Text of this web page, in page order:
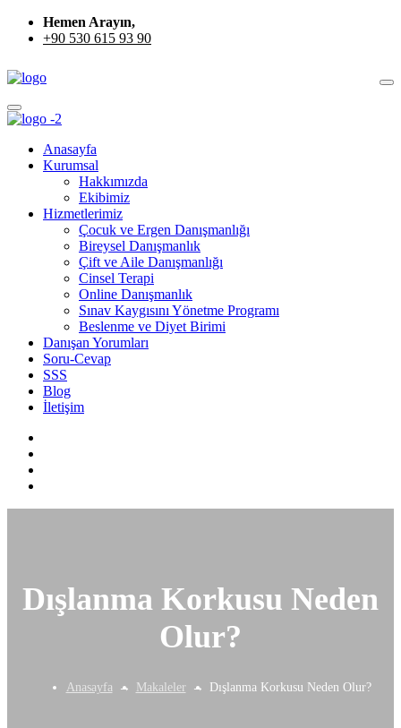
Hemen Arayın,
+90 530 615 93 90
Anasayfa
Kurumsal
Hakkımızda
Ekibimiz
Hizmetlerimiz
Çocuk ve Ergen Danışmanlığı
Bireysel Danışmanlık
Çift ve Aile Danışmanlığı
Cinsel Terapi
Online Danışmanlık
Sınav Kaygısını Yönetme Programı
Beslenme ve Diyet Birimi
Danışan Yorumları
Soru-Cevap
SSS
Blog
İletişim
Dışlanma Korkusu Neden
Olur?
Anasayfa Makaleler Dışlanma Korkusu Neden Olur?